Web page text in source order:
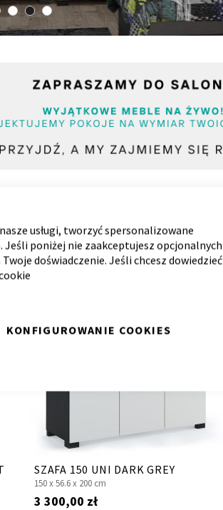
usługi, tworzyć spersonalizowane
poniżej nie zaakceptujesz opcjonalnych
doświadczenie. Jeśli chcesz dowiedzieć
KONFIGUROWANIE COOKIES
SZAFA 150 UNI DARK GREY
150 x56.6 x 200 cm
3 300,00 zł